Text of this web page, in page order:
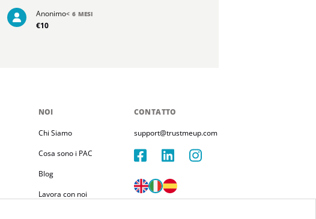
Anonimo< 6 MESI
€10
NOI
Chi Siamo
Cosa sono i PAC
Blog
Lavora con noi
CONTATTO
support@trustmeup.com